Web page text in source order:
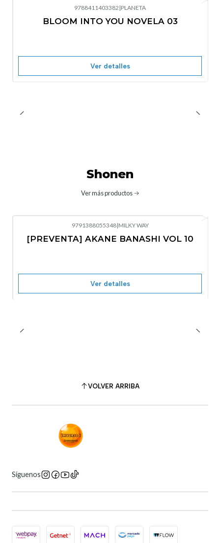
Nuevo
9788411403382 |PLANETA
BLOOM INTO YOU NOVELA 03
Ver detalles
Shonen
Ver más productos
No disponible
9791388055348|MILKY WAY
[PREVENTA] AKANE BANASHI VOL 10
Ver detalles
VOLVER ARRIBA
Síguenos